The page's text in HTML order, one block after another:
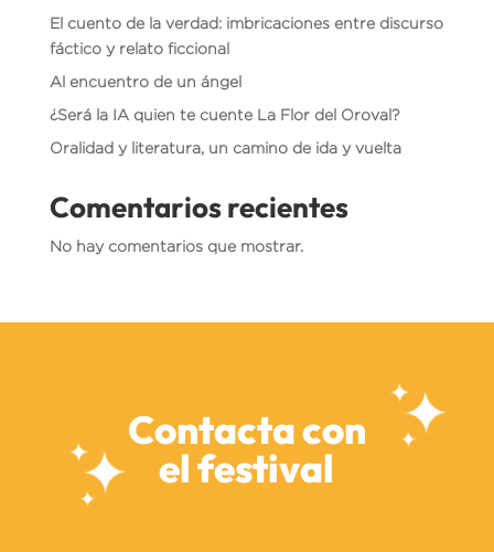
El cuento de la verdad: imbricaciones entre discurso
fáctico y relato ficcional
Al encuentro de un ángel
¿Será la IA quien te cuente La Flor del Oroval?
Oralidad y literatura, un camino de ida y vuelta
Comentarios recientes
No hay comentarios que mostrar.
Contacta con
el festival